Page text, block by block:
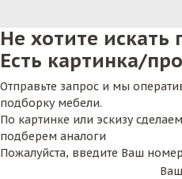
Не хотите искать
Есть картинка/
Отправьте запрос и мы
подборку мебели.
По картинке или эскизу
подберем аналоги
Пожалуйста, введите Ваш